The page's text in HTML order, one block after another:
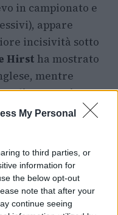
My Personal
to third parties, or
information for
the below opt-out
note that after your
continue seeing
in campionato e
appare
incisività sotto
Hirst ha mostrato
mentre
,Oli McBurnie,
Stewart
cambiare modulo
a sé scelte
in grado di
comeMarocco